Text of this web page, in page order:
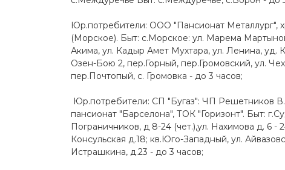
Юр.потребители: ООО "Пансионат Металлург",
(Морское). Быт: с.Морское: ул. Марема
Акима, ул. Кадыр Амет Мухтара, ул. Ленина, уд.
Озен-Бою 2, пер.Горный, пер.Громовский, ул.
пер.Почтопый, с. Громовка - до 3 часов;
Юр.потребители: СП "Бугаз": ЧП Решетников
пансионат "Барселона", ТОК "Горизонт". Быт:
Пограничников, д 8-24 (чет.),ул. Нахимова д. 6 -
Консульская д.18; кв.Юго-Западный, ул.
Истрашкина, д.23 - до 3 часов;